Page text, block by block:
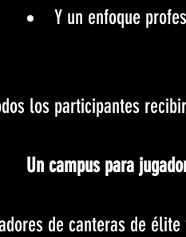
Y un enfoque
los participantes
Un campus para
de canteras de